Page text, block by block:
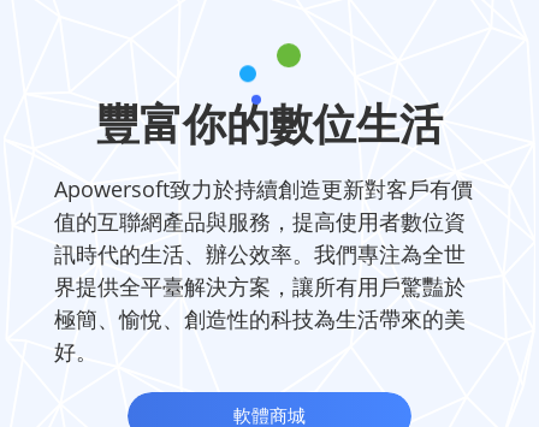
豐富你的數位生活
Apowersoft致力於持續創造更新對客戶有價
值的互聯網產品與服務，提高使用者數位資
訊時代的生活、辦公效率。我們專注為全世
界提供全平臺解決方案，讓所有用戶驚豔於
極簡、愉悅、創造性的科技為生活帶來的美
好。
軟體商城